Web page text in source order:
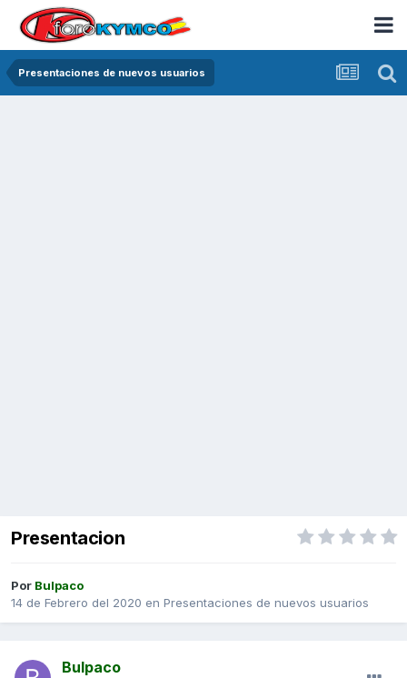
Presentaciones de nuevos usuarios
Presentacion
Por Bulpaco
14 de Febrero del 2020 en Presentaciones de nuevos usuarios
Bulpaco